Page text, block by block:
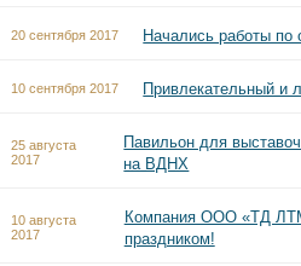
20 сентября 2017 Начались работы
10 сентября 2017 Привлекательный и
25 августа
2017
Павильон для
на ВДНХ
10 августа
2017
Компания ООО «ТД
праздником!